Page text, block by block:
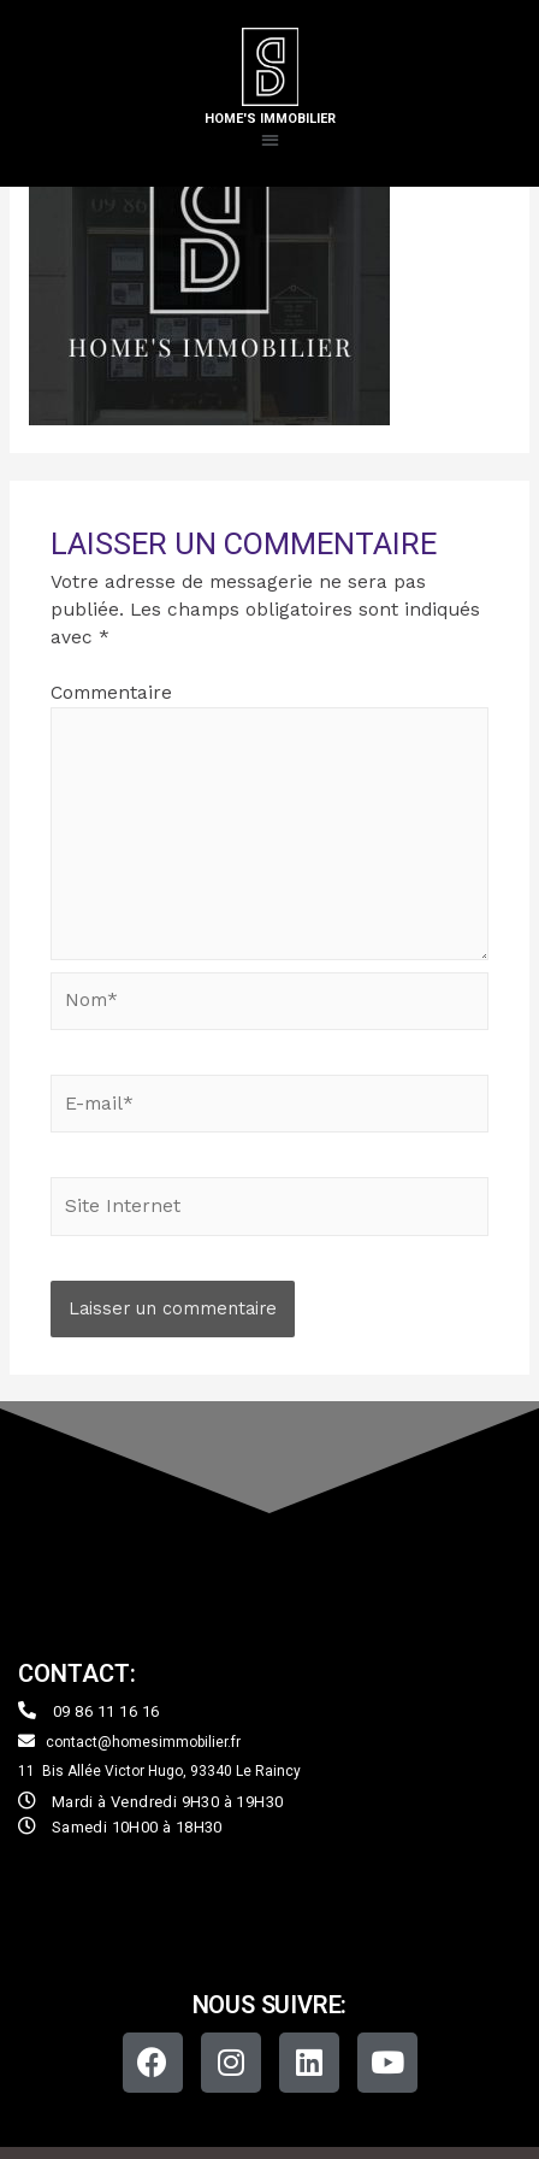
HOME'S IMMOBILIER
LAISSER UN COMMENTAIRE
Votre adresse de messagerie ne sera pas
publiée. Les champs obligatoires sont indiqués
avec *
Commentaire
CONTACT:
09 86 11 16 16
contact@homesimmobilier.fr
11 Bis Allée Victor Hugo, 93340 Le Raincy
Mardi à Vendredi 9H30 à 19H30
Samedi 10H00 à 18H30
NOUS SUIVRE: